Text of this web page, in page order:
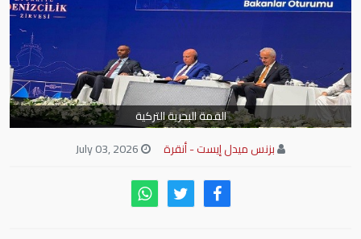
القمة البحرية التركية
بزنس ميدل إيست - أنقرة